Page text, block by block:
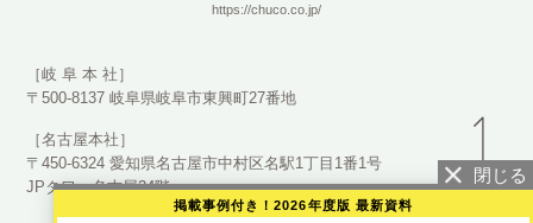
https://chuco.co.jp/
［岐 阜 本 社］
〒500-8137 岐阜県岐阜市東興町27番地
［名古屋本社］
〒450-6324 愛知県名古屋市中村区名駅1丁目1番1号
JPタワー名古屋24階
掲載事例付き！2026年度版 最新資料